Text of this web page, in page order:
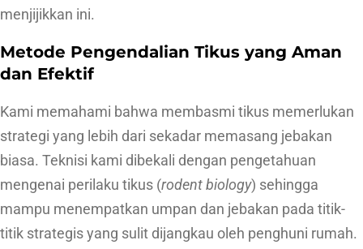
a
B
a
a
A
menjijikkan ini.
Metode Pengendalian Tikus yang Aman
dan Efektif
Kami memahami bahwa membasmi tikus memerlukan
strategi yang lebih dari sekadar memasang jebakan
biasa. Teknisi kami dibekali dengan pengetahuan
mengenai perilaku tikus (rodent biology) sehingga
mampu menempatkan umpan dan jebakan pada titik-
titik strategis yang sulit dijangkau oleh penghuni rumah.